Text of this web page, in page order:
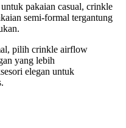
pakaian casual, crinkle
semi-formal tergantung
pilih crinkle airflow
yang lebih
elegan untuk